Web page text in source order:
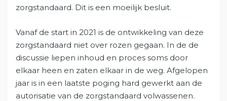
zorgstandaard. Dit is een moeilijk besluit.
Vanaf de start in 2021 is de ontwikkeling van deze
zorgstandaard niet over rozen gegaan. In de de
discussie liepen inhoud en proces soms door
elkaar heen en zaten elkaar in de weg. Afgelopen
jaar is in een laatste poging hard gewerkt aan de
autorisatie van de zorgstandaard volwassenen.